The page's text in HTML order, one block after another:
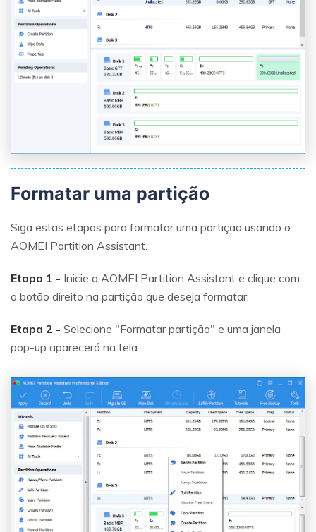
Formatar uma partição
Siga estas etapas para formatar uma partição usando o
AOMEI Partition Assistant.
Etapa 1 - Inicie o AOMEI Partition Assistant e clique com
o botão direito na partição que deseja formatar.
Etapa 2 - Selecione "Formatar partição" e uma janela
pop-up aparecerá na tela.